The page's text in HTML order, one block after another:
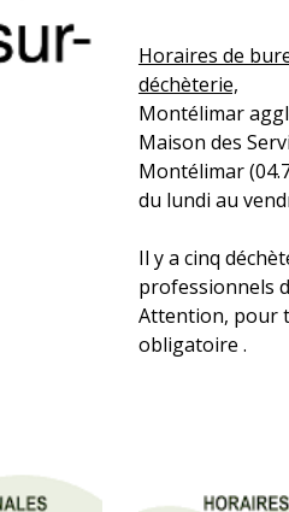
Horaires de
déchèterie,
Montélimar
Maison des
Montélimar
du lundi au
Il y a cinq
professionnels
Attention, pour
obligatoire .